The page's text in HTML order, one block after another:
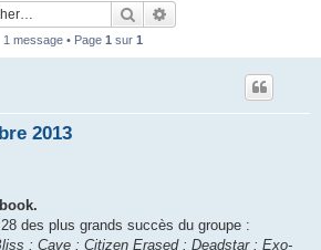
Rechercher
1 message • Page 1 sur 1
2013
des plus grands succès du groupe :
; Cave ; Citizen Erased ; Deadstar ; Exo-